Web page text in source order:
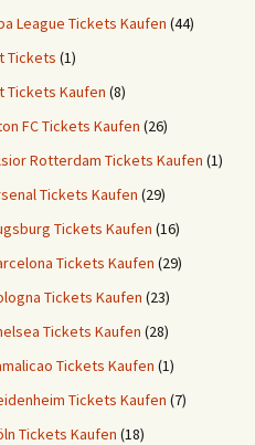
League Tickets Kaufen (44)
Tickets (1)
Tickets Kaufen (8)
FC Tickets Kaufen (26)
Rotterdam Tickets Kaufen (1)
Tickets Kaufen (29)
Tickets Kaufen (16)
Tickets Kaufen (29)
Tickets Kaufen (23)
Tickets Kaufen (28)
Tickets Kaufen (1)
Tickets Kaufen (7)
Tickets Kaufen (18)